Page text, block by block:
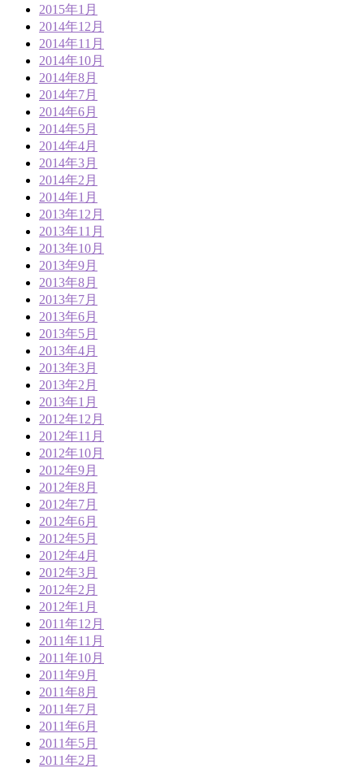
2015年1月
2014年12月
2014年11月
2014年10月
2014年8月
2014年7月
2014年6月
2014年5月
2014年4月
2014年3月
2014年2月
2014年1月
2013年12月
2013年11月
2013年10月
2013年9月
2013年8月
2013年7月
2013年6月
2013年5月
2013年4月
2013年3月
2013年2月
2013年1月
2012年12月
2012年11月
2012年10月
2012年9月
2012年8月
2012年7月
2012年6月
2012年5月
2012年4月
2012年3月
2012年2月
2012年1月
2011年12月
2011年11月
2011年10月
2011年9月
2011年8月
2011年7月
2011年6月
2011年5月
2011年2月